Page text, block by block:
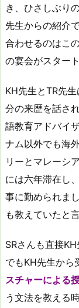
き、ひさしぶり
先生からの紹介
合わせるのはこ
の宴会がスター
KH先生とTR先
分の来歴を話さ
語教育アドバイ
ナム以外でも海
リーとマレーシ
には六年滞在し
事に勤められま
も教えていたと
SRさんも直接
でもKH先生から
スチャーによる
う文法を教える